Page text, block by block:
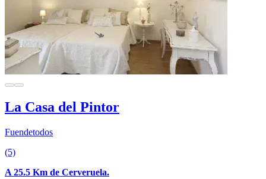
La Casa del Pintor
Fuendetodos
(5)
A 25.5 Km de Cerveruela.